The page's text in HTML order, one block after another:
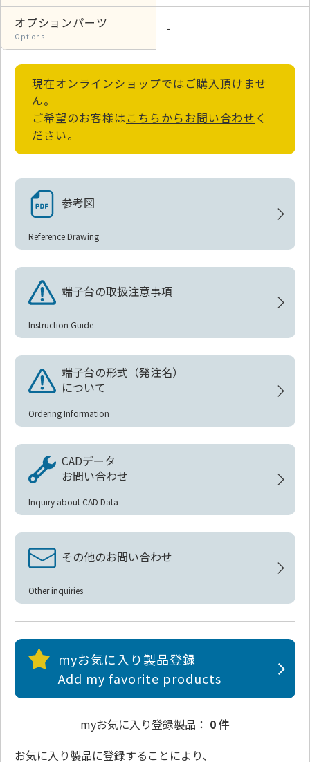
オプションパーツ
Options
-
現在オンラインショップではご購入頂けませ
ん。
ご希望のお客様は こちらからお問い合わせ く
ださい。
参考図
Reference Drawing
端子台の取扱注意事項
Instruction Guide
端子台の形式（発注名）
について
Ordering Information
CADデータ
お問い合わせ
Inquiry about CAD Data
その他のお問い合わせ
Other inquiries
myお気に入り製品登録
Add my favorite products
myお気に入り登録製品： 0 件
お気に入り製品に登録することにより、